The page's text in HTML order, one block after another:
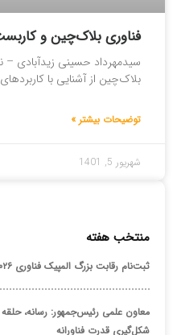
فناوری بلاک‌چین و
سیدمهرداد حسینی زیدآبادی –
بلاک‌چین از آشنایی با کاربردهای
توضیحات بیشتر »
شهریور 5, 1401
منتخب هفته
ثبت‌نام رقابت بزرگ المپیک فناوری ۲۰۲۶ آغاز شد
معاون علمی رئیس‌جمهور: رسانه،
شکل‌گیری قدرت فناورانه